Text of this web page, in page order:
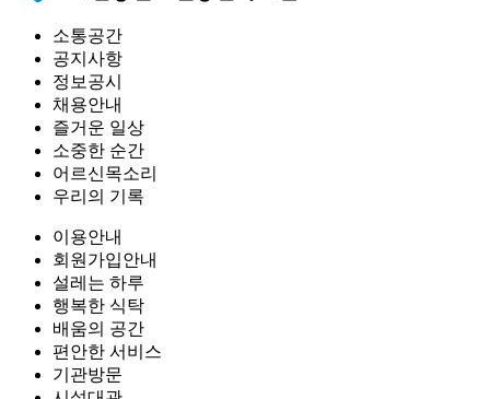
소통공간
공지사항
정보공시
채용안내
즐거운 일상
소중한 순간
어르신목소리
우리의 기록
이용안내
회원가입안내
설레는 하루
행복한 식탁
배움의 공간
편안한 서비스
기관방문